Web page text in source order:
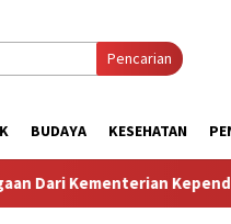
Pencarian
BUDAYA KESEHATAN
Kependudukan Dan